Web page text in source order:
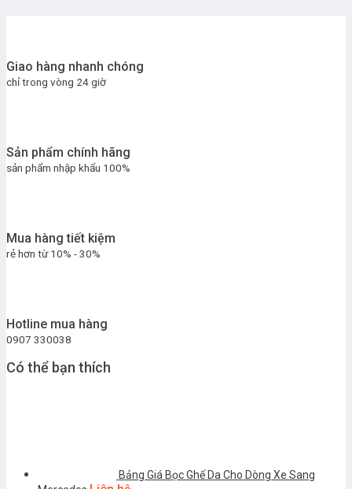
Giao hàng nhanh chóng
chỉ trong vòng 24 giờ
Sản phẩm chính hãng
sản phẩm nhập khẩu 100%
Mua hàng tiết kiệm
rẻ hơn từ 10% - 30%
Hotline mua hàng
0907 330038
Có thể bạn thích
Bảng Giá Bọc Ghế Da Cho Dòng Xe Sang